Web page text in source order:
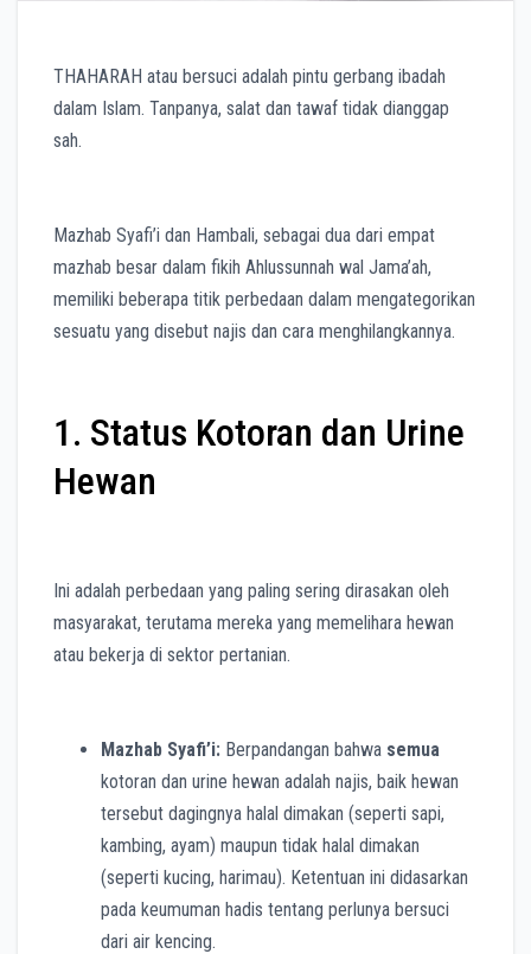
THAHARAH atau bersuci adalah pintu gerbang ibadah
dalam Islam. Tanpanya, salat dan tawaf tidak dianggap
sah.
Mazhab Syafi’i dan Hambali, sebagai dua dari empat
mazhab besar dalam fikih Ahlussunnah wal Jama’ah,
memiliki beberapa titik perbedaan dalam mengategorikan
sesuatu yang disebut najis dan cara menghilangkannya.
1. Status Kotoran dan Urine
Hewan
Ini adalah perbedaan yang paling sering dirasakan oleh
masyarakat, terutama mereka yang memelihara hewan
atau bekerja di sektor pertanian.
Mazhab Syafi’i: Berpandangan bahwa semua
kotoran dan urine hewan adalah najis, baik hewan
tersebut dagingnya halal dimakan (seperti sapi,
kambing, ayam) maupun tidak halal dimakan
(seperti kucing, harimau). Ketentuan ini didasarkan
pada keumuman hadis tentang perlunya bersuci
dari air kencing.